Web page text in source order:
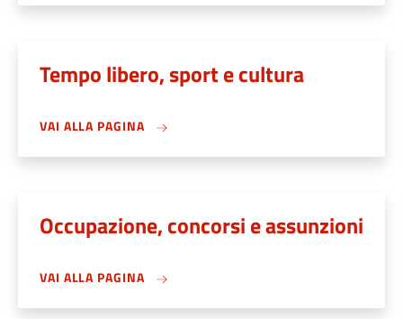
Tempo libero, sport e cultura
VAI ALLA PAGINA
Occupazione, concorsi e assunzioni
VAI ALLA PAGINA